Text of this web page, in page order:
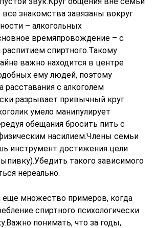
знакомства завязаны вокруг
– алкогольных
времяпровождение – с
распитием спиртного.Такому
важно находится в центре
ему людей, поэтому
расставания с алкоголем
разрывает привычный круг
умело манипулирует
обещания бросить пить с
насилием.Члены семьи
инструмент достижения цели
такого зависимого
нереально.
множество примеров, когда
спиртного психологически
понимать, что за годы,